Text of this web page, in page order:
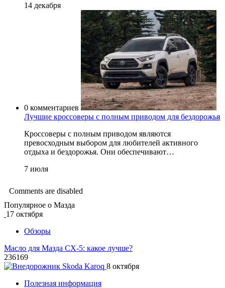
14 декабря
0 комментариев
Лучшие кроссоверы с полным приводом для бездорожья
Кроссоверы с полным приводом являются
превосходным выбором для любителей активного
отдыха и бездорожья. Они обеспечивают…
7 июля
Comments are disabled
Популярное о Мазда
17 октября
Обзоры
Масло для Мазда СХ-5: какое лучше?
236169
8 октября
Полезная информация